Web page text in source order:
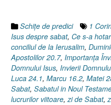
Schiţe de predici 1
Isus despre sabat, Ce s-a
conciliul de la Ierusalim,
Apostolilor 20.7, Importanţa
Domnului Isus, Invierii
Luca 24.1, Marcu 16.2, Matei
Sabat, Sabatul in Noul
lucrurilor viitoare,zi de Sabat,